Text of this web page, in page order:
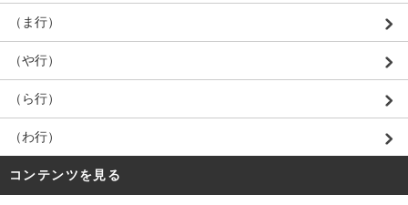
（ま行）
（や行）
（ら行）
（わ行）
コンテンツを見る